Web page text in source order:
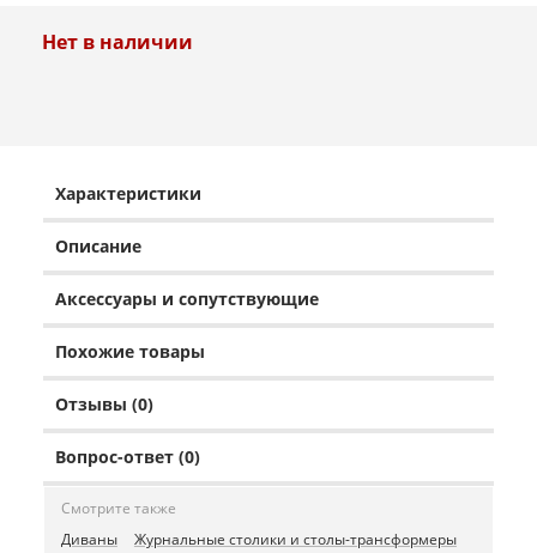
Нет в наличии
Характеристики
Описание
Аксессуары и сопутствующие
Похожие товары
Отзывы (0)
Вопрос-ответ (0)
Смотрите также
Диваны
Журнальные столики и столы-трансформеры